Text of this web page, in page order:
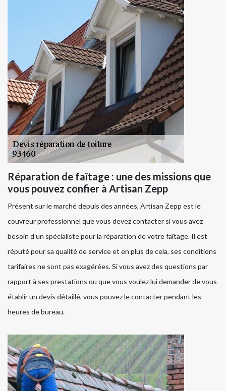
Réparation de faîtage : une des missions que
vous pouvez confier à Artisan Zepp
Présent sur le marché depuis des années, Artisan Zepp est le
couvreur professionnel que vous devez contacter si vous avez
besoin d’un spécialiste pour la réparation de votre faîtage. Il est
réputé pour sa qualité de service et en plus de cela, ses conditions
tarifaires ne sont pas exagérées. Si vous avez des questions par
rapport à ses prestations ou que vous voulez lui demander de vous
établir un devis détaillé, vous pouvez le contacter pendant les
heures de bureau.